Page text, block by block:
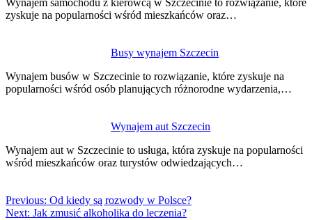
Wynajem samochodu z kierowcą w Szczecinie to rozwiązanie, które
zyskuje na popularności wśród mieszkańców oraz…
Busy wynajem Szczecin
Wynajem busów w Szczecinie to rozwiązanie, które zyskuje na
popularności wśród osób planujących różnorodne wydarzenia,…
Wynajem aut Szczecin
Wynajem aut w Szczecinie to usługa, która zyskuje na popularności
wśród mieszkańców oraz turystów odwiedzających…
Previous: Od kiedy są rozwody w Polsce?
Next: Jak zmusić alkoholika do leczenia?